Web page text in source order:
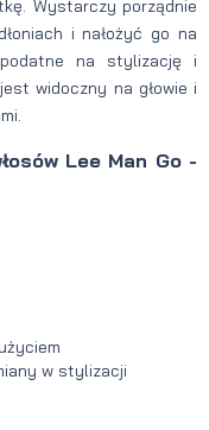
Wystarczy porządnie
i nałożyć go na
na stylizację i
widoczny na głowie i
Lee Man Go -
w stylizacji